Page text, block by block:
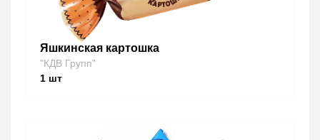
Яшкинская картошка
"КДВ Групп"
1 шт